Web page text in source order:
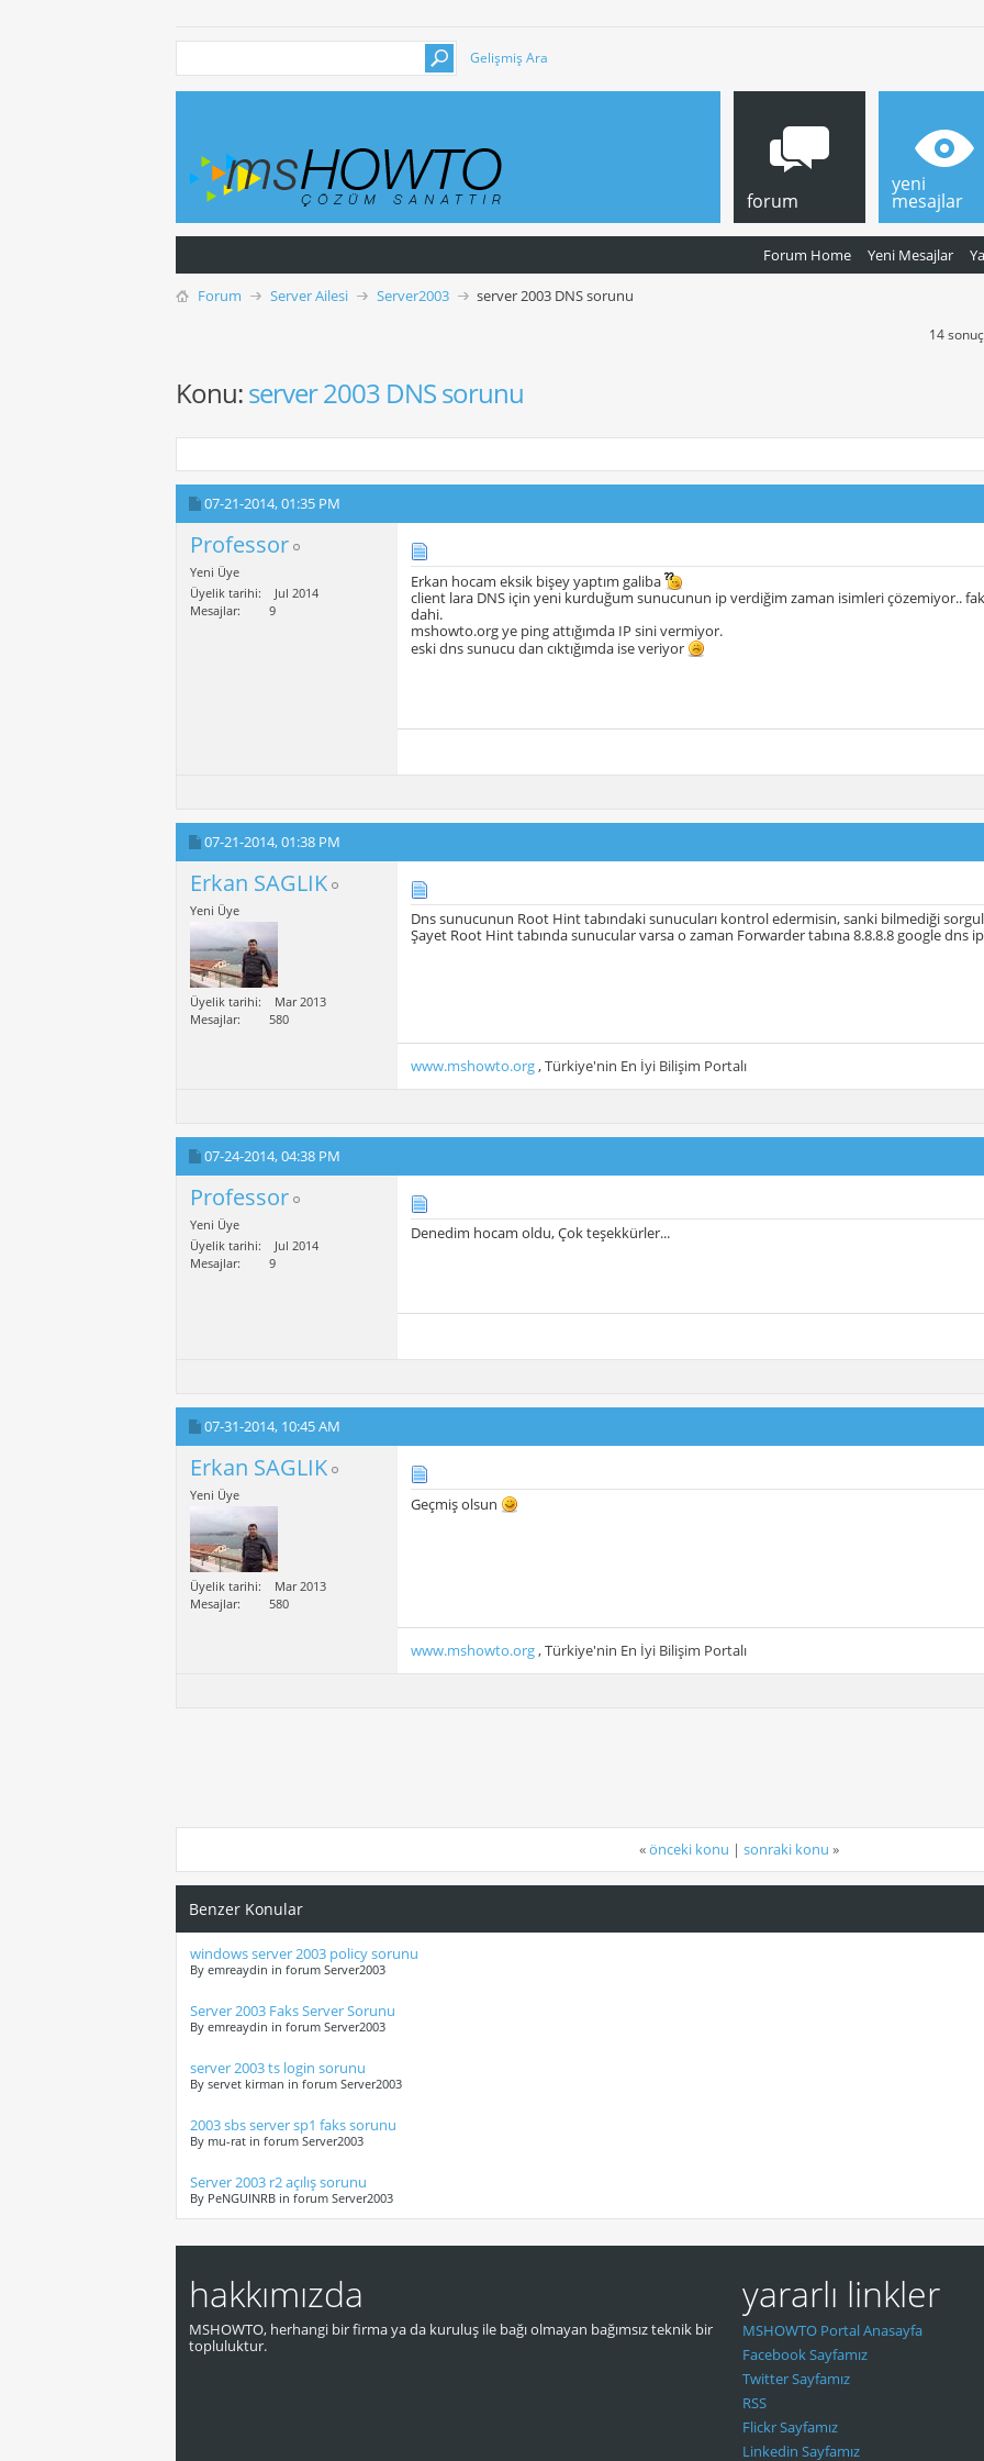
Gelişmiş Ara
forum
Forum Home Yeni Mesajlar
yeni
mesajlar
Forum Server Ailesi Server2003 server 2003 DNS sorunu
14
Konu:server 2003 DNS sorunu
07-21-2014,01:35 PM
Professor
Yeni Üye
Üyelik tarihi
Jul 2014
Mesajlar
9
Erkan hocam eksik bişey yaptım galiba
client lara DNS için yeni kurduğum sunucunun ip verdiğim zaman isimleri çözemiyor..
dahi.
mshowto.org ye ping attığımda IP sini vermiyor.
eski dns sunucu dan cıktığımda ise veriyor
07-21-2014,01:38 PM
Erkan SAGLIK
Yeni Üye
Üyelik tarihi
Mar 2013
Mesajlar
580
Dns sunucunun Root Hint tabındaki sunucuları kontrol edermisin, sanki bilmediği
Şayet Root Hint tabında sunucular varsa o zaman Forwarder tabına 8.8.8.8 google dns
www.mshowto.org, Türkiye'nin En İyi Bilişim Portalı
07-24-2014,04:38 PM
Professor
Yeni Üye
Üyelik tarihi
Jul 2014
Mesajlar
9
Denedim hocam oldu, Çok teşekkürler...
07-31-2014, 10:45 AM
Erkan SAGLIK
Yeni Üye
Üyelik tarihi
Mar 2013
Mesajlar
580
Geçmiş olsun
www.mshowto.org, Türkiye'nin En İyi Bilişim Portalı
«önceki konu | sonraki konu »
Benzer Konular
windows server 2003 policy sorunu
By emreaydin in forum Server2003
Server 2003 Faks Server Sorunu
By emreaydin in forum Server2003
server 2003 ts login sorunu
By servet kirman in forum Server2003
2003 sbs server sp1 faks sorunu
By mu-rat in forum Server2003
Server 2003 r2 açılış sorunu
By PeNGUINRB in forum Server2003
hakkımızda
MSHOWTO, herhangi bir firma ya da kuruluş ile bağı olmayan bağımsız teknik bir
topluluktur.
yararlı linkler
MSHOWTO Portal Anasayfa
Facebook Sayfamız
Twitter Sayfamız
RSS
Flickr Sayfamız
Linkedin Sayfamız